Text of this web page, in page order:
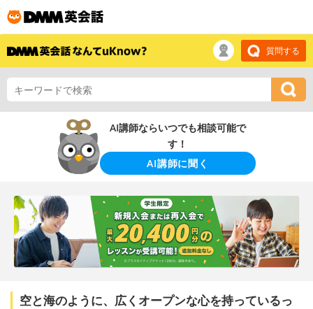
質問する
AI講師ならいつでも相談可能で
す！
AI講師に聞く
空と海のように、広くオープンな心を持っているっ